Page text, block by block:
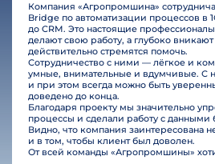
Компания «Агропромшина»
Bridge по автоматизации процессов в
до CRM. Это настоящие
делают свою работу, а глубоко
действительно стремятся помочь.
Сотрудничество с ними — лёгкое и
умные, внимательные и вдумчивые. С
и при этом всегда можно быть
доведено до конца.
Благодаря проекту мы значительно
процессы и сделали работу с данными
Видно, что компания заинтересована
и в том, чтобы клиент был доволен.